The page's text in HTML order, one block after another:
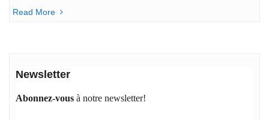
Read More
Newsletter
Abonnez-vous à notre newsletter!